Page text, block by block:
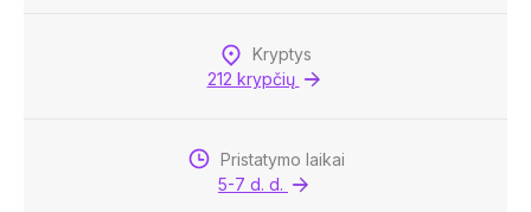
Kryptys
212 krypčių
Pristatymo laikai
5-7 d. d.